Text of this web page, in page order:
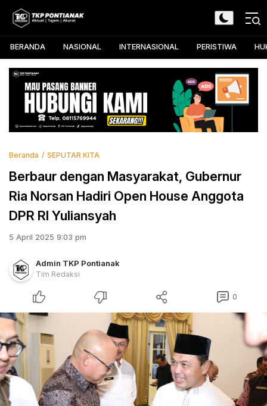
TKP Pontianak
Aktual, Tajam, dan Akurat
BERANDA NASIONAL INTERNASIONAL PERISTIWA
Beranda SEPUTAR KITA
Berbaur dengan Masyarakat, Gubernur
Ria Norsan Hadiri Open House Anggota
DPR RI Yuliansyah
5 April 2025 9:03 pm
Admin TKP Pontianak
Tim Redaksi
0